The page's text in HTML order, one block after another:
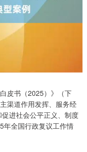
皮书（2025）》（下
渠道作用发挥、服务经
进社会公平正义、制度
年全国行政复议工作情